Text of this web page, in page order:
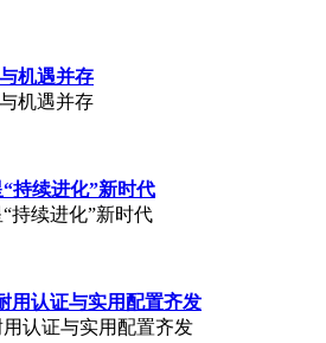
机遇并存
机遇并存
持续进化”新时代
持续进化”新时代
用认证与实用配置齐发
认证与实用配置齐发